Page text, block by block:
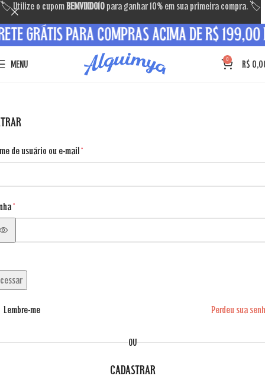
GRÁTIS PARA COMPRAS ACIMA DE R$ 199,00
MENU R$
de usuário ou e-mail *
*
Perdeu sua
Lembre-me
OU
CADASTRAR
🏷 Utilize o cupomBEMVINDO10para ganhar 10% em sua primeira compra. 🏷